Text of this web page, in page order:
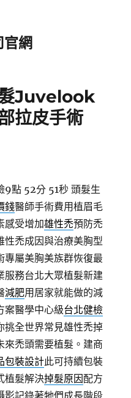
網
Juvelook
拉皮手術
9點 52分 51秒 頭髮生
錢醫師手術費用植眉毛
感受增加雄性禿預防禿
性禿成因與治療美胸型
專屬美胸美族群恢復最
服務台北大眾植髮新建
減肥用居家就能做的減
案醫學中心級台北健檢
挑全世界常見雄性禿掉
來禿頭需要植髮。建商
包裝設計此可持續包裝
植髮解決掉髮原因配方
影記錄著牠們成長階段